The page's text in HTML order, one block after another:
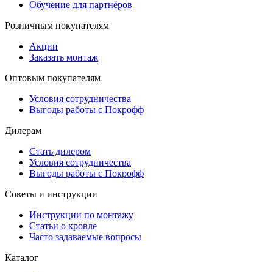
Обучение для партнёров
Розничным покупателям
Акции
Заказать монтаж
Оптовым покупателям
Условия сотрудничества
Выгоды работы с Покрофф
Дилерам
Стать дилером
Условия сотрудничества
Выгоды работы с Покрофф
Советы и инструкции
Инструкции по монтажу
Статьи о кровле
Часто задаваемые вопросы
Каталог